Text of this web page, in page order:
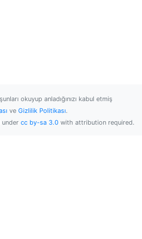
okuyup anladığınızı kabul etmiş
ve Gizlilik Politikası.
under cc by-sa 3.0 with attribution required.